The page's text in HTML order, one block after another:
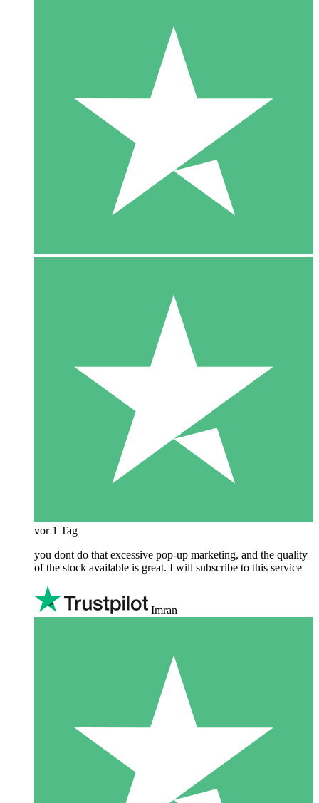
vor 1 Tag
you dont do that excessive pop-up marketing, and the quality
of the stock available is great. I will subscribe to this service
Imran